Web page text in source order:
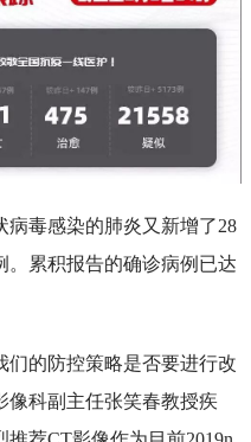
病毒感染的肺炎又新增了28
。累积报告的确诊病例已达
们的防控策略是否要进行改
像科副主任张笑春教授疾